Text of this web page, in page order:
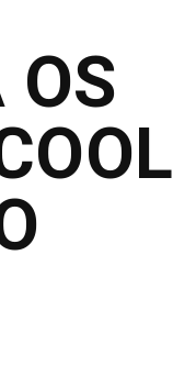
OS